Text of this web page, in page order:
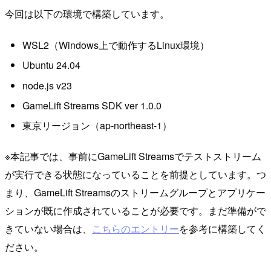
今回は以下の環境で構築しています。
WSL2（Windows上で動作するLinux環境）
Ubuntu 24.04
node.js v23
GameLift Streams SDK ver 1.0.0
東京リージョン（ap-northeast-1）
※本記事では、事前にGameLift Streamsでテストストリーム
が実行できる状態になっていることを前提としています。つ
まり、GameLift Streamsのストリームグループとアプリケー
ションが既に作成されていることが必要です。まだ準備がで
きていない場合は、 こちらのエントリーを参考に構築してく
ださい。